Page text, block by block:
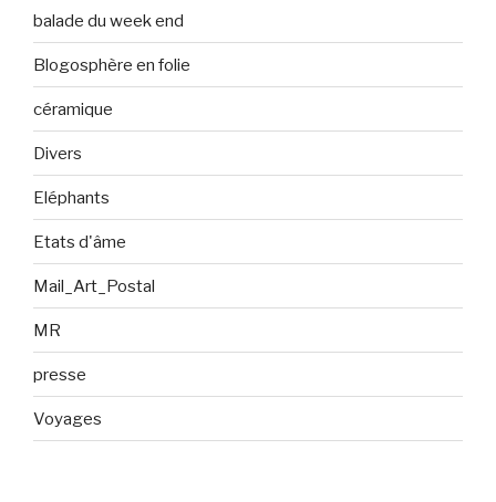
balade du week end
Blogosphère en folie
céramique
Divers
Eléphants
Etats d'âme
Mail_Art_Postal
MR
presse
Voyages